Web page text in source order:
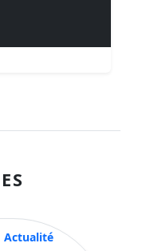
Actualité